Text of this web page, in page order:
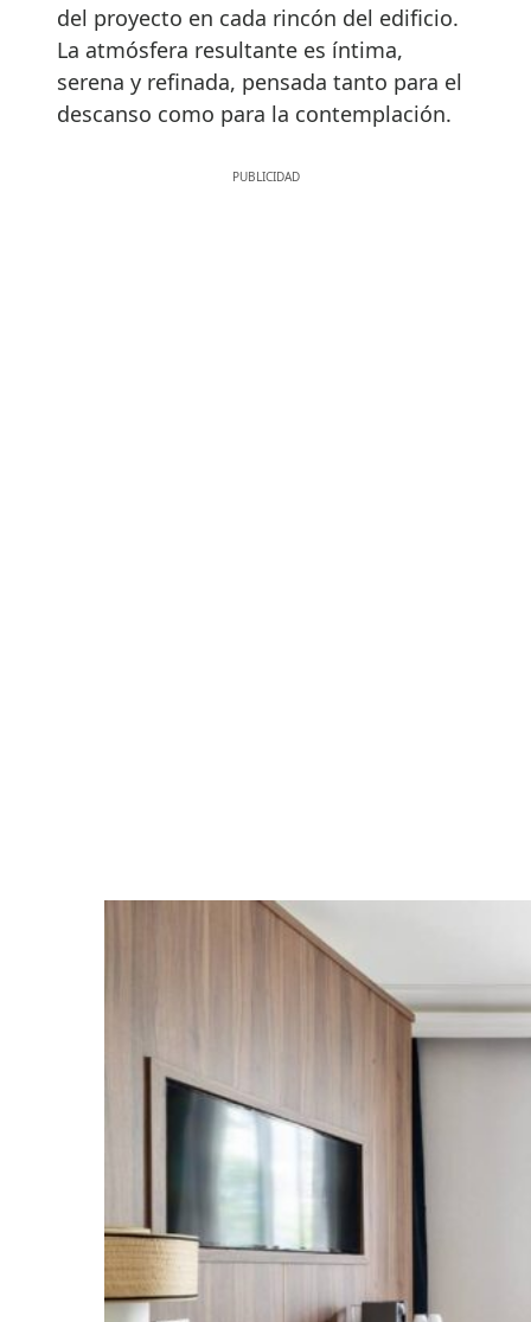
del proyecto en cada rincón del edificio.
La atmósfera resultante es íntima,
serena y refinada, pensada tanto para el
descanso como para la contemplación.